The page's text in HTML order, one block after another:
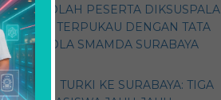
SEKOLAH PESERTA DIKSUSPALA
2026 TERPUKAU DENGAN TATA
KELOLA SMAMDA SURABAYA
DARI TURKI KE SURABAYA: TIGA